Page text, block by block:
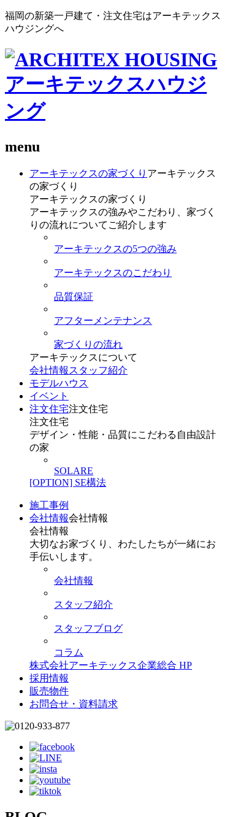
福岡の新築一戸建て・注文住宅はアーキテックス
ハウジングへ
menu
アーキテックスの家づくり アーキテックス
の家づくり
アーキテックスの家づくり
アーキテックスの強みやこだわり、家づく
りの流れについてご紹介します
アーキテックスの5つの強み
アーキテックスのこだわり
品質保証
アフターメンテナンス
家づくりの流れ
アーキテックスについて
会社情報 スタッフ紹介
モデルハウス
イベント
注文住宅注文住宅
注文住宅
デザイン・性能・品質にこだわる自由設計
の家
SOLARE
[OPTION] SE構法
施工事例
会社情報会社情報
会社情報
大切なお家づくり、わたしたちが一緒にお
手伝いします。
会社情報
スタッフ紹介
スタッフブログ
コラム
株式会社アーキテックス企業総合 HP
採用情報
販売物件
お問合せ・資料請求